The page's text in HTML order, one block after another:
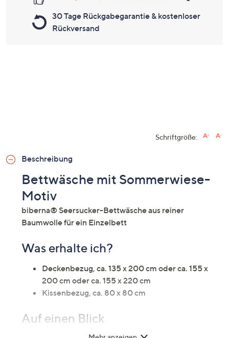
30 Tage Rückgabegarantie & kostenloser
Rückversand
Schriftgröße:
Beschreibung
Bettwäsche mit Sommerwiese-
Motiv
biberna® Seersucker-Bettwäsche aus reiner
Baumwolle für ein Einzelbett
Was erhalte ich?
Deckenbezug, ca. 135 x 200 cm oder ca. 155 x
200 cm oder ca. 155 x 220 cm
Kissenbezug, ca. 80 x 80 cm
Auf einen Blick